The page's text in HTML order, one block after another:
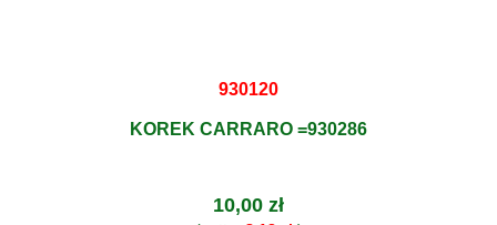
930120
KOREK CARRARO =930286
10,00 zł